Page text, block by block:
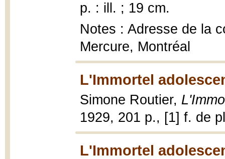
p. : ill. ; 19 cm.
Notes : Adresse de la
Mercure, Montréal
L'Immortel
Simone Routier,
1929, 201 p., [1] f. de
L'Immortel